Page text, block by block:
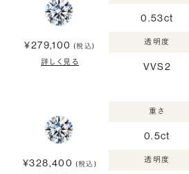
¥279,100 (税込)
詳しく見る
0.53ct
透明度
VVS2
¥328,400 (税込)
重さ
0.5ct
透明度